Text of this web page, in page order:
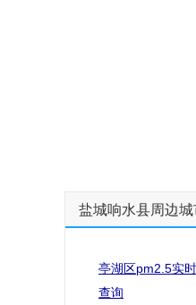
盐城响水县周边
亭湖区pm2.5实时
查询